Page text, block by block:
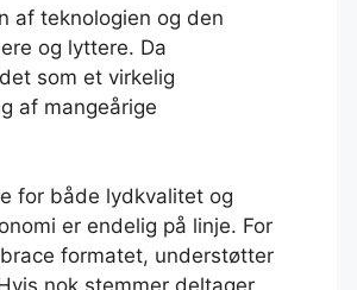
af teknologien og den
og lyttere. Da
som et virkelig
af mangeårige
for både lydkvalitet og
er endelig på linje. For
formatet, understøtter